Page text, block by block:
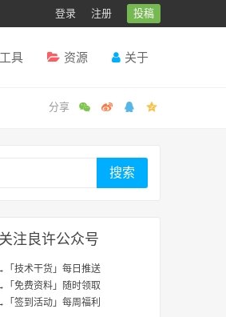
登录 注册 投稿
工具 资源 关于
搜索
关注良许公众号
「技术干货」每日推送
「免费资料」随时领取
「签到活动」每周福利